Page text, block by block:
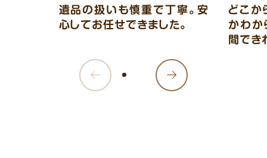
遺品の扱いも慎重で丁寧。安
心してお任せできました。
どこか
かわか
間でき